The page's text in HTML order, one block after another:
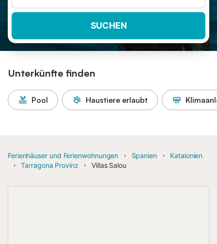
SUCHEN
Unterkünfte finden
Pool Haustiere erlaubt
Ferienhäuser und Ferienwohnungen Spanien
Katalonien
Tarragona Provinz
Villas Salou